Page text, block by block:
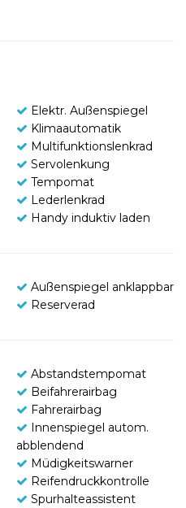
Elektr. Außenspiegel
Klimaautomatik
Multifunktionslenkrad
Servolenkung
Tempomat
Lederlenkrad
Handy induktiv laden
Außenspiegel anklappbar
Reserverad
Abstandstempomat
Beifahrerairbag
Fahrerairbag
Innenspiegel autom.
abblendend
Müdigkeitswarner
Reifendruckkontrolle
Spurhalteassistent